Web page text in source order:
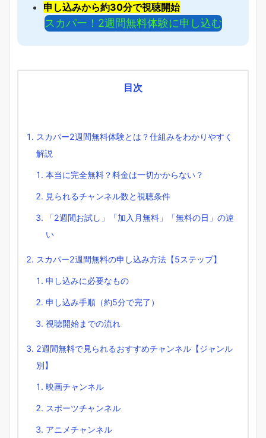
申し込みから約30分で視聴開始
スカパー！2週間無料体験に申し込む
目次
スカパー2週間無料体験とは？仕組みをわかりやすく
解説
本当に完全無料？料金は一切かからない？
見られるチャンネル数と視聴条件
「2週間お試し」「加入月無料」「無料の日」の違
い
スカパー2週間無料の申し込み方法【5ステップ】
申し込みに必要なもの
申し込み手順（約5分で完了）
視聴開始までの流れ
2週間無料で見られるおすすめチャンネル【ジャンル
別】
映画チャンネル
スポーツチャンネル
アニメチャンネル